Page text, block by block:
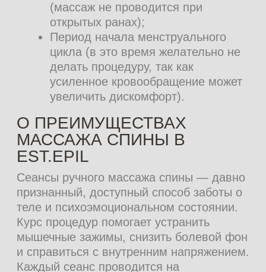
39 500 ₽ 44 000 ₽
зависимости от вашего уровня -
БРОНЗОВЫЙ, СЕРЕБРЯНЫЙ или
ЗОЛОТОЙ
Получайте 1000 подарочных баллов на
День рождения
Вау-баллами можно оплатить до 20%
стоимости любимых процедур или
бьюти-банок
лояльности, копите баллы и
оплачивайте ими до 20% стоимости
услуг
СИСТЕМА
ЛОЯЛЬНОСТИ